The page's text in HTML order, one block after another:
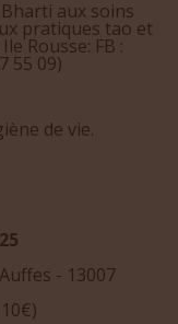
aux soins
pratiques tao et
Rousse: FB :
55 09)
de vie.
- 13007